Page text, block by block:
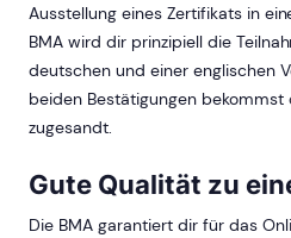
Ausstellung eines Zertifikats in
BMA wird dir prinzipiell die
deutschen und einer englischen
beiden Bestätigungen
zugesandt.
Gute Qualität zu
Die BMA garantiert dir für das